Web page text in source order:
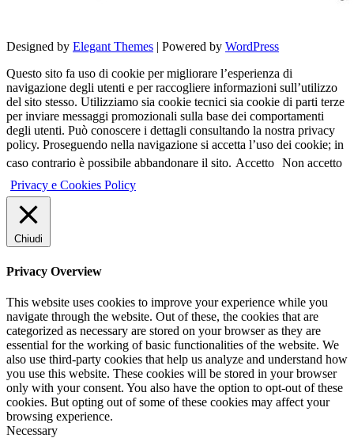
Designed by Elegant Themes | Powered by WordPress
Questo sito fa uso di cookie per migliorare l’esperienza di
navigazione degli utenti e per raccogliere informazioni sull’utilizzo
del sito stesso. Utilizziamo sia cookie tecnici sia cookie di parti terze
per inviare messaggi promozionali sulla base dei comportamenti
degli utenti. Può conoscere i dettagli consultando la nostra privacy
policy. Proseguendo nella navigazione si accetta l’uso dei cookie; in
caso contrario è possibile abbandonare il sito. Accetto Non accetto
Privacy e Cookies Policy
Chiudi
Privacy Overview
This website uses cookies to improve your experience while you
navigate through the website. Out of these, the cookies that are
categorized as necessary are stored on your browser as they are
essential for the working of basic functionalities of the website. We
also use third-party cookies that help us analyze and understand how
you use this website. These cookies will be stored in your browser
only with your consent. You also have the option to opt-out of these
cookies. But opting out of some of these cookies may affect your
browsing experience.
Necessary